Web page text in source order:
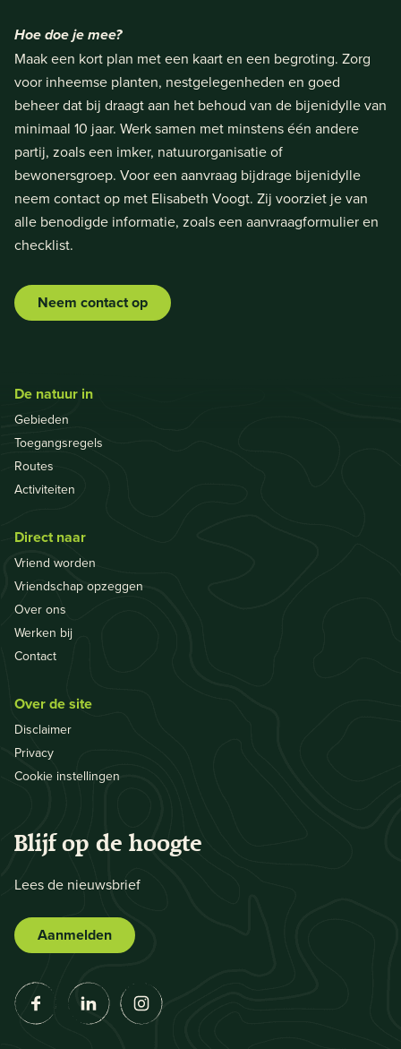
Hoe doe je mee?
Maak een kort plan met een kaart en een begroting. Zorg
voor inheemse planten, nestgelegenheden en goed
beheer dat bij draagt aan het behoud van de bijenidylle van
minimaal 10 jaar. Werk samen met minstens één andere
partij, zoals een imker, natuurorganisatie of
bewonersgroep. Voor een aanvraag bijdrage bijenidylle
neem contact op met Elisabeth Voogt. Zij voorziet je van
alle benodigde informatie, zoals een aanvraagformulier en
checklist.
Neem contact op
De natuur in
Gebieden
Toegangsregels
Routes
Activiteiten
Direct naar
Vriend worden
Vriendschap opzeggen
Over ons
Werken bij
Contact
Over de site
Disclaimer
Privacy
Cookie instellingen
Blijf op de hoogte
Lees de nieuwsbrief
Aanmelden